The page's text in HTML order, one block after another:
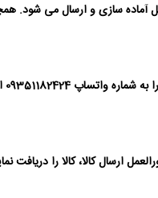
سازی و ارسال می شود.
ارسال کالا، کالا را دریافت